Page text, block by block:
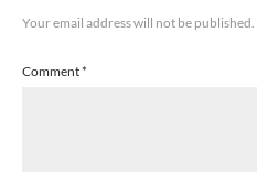
Your email address will not be published.
Comment*